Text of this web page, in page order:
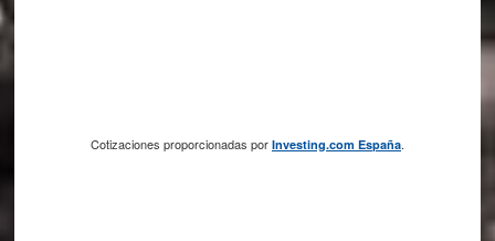
Cotizaciones proporcionadas por Investing.com España.